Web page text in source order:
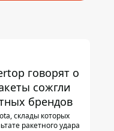
говорят о
сожгли
брендов
склады которых
ракетного удара